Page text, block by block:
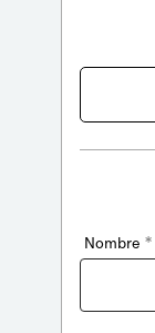
Nombre *